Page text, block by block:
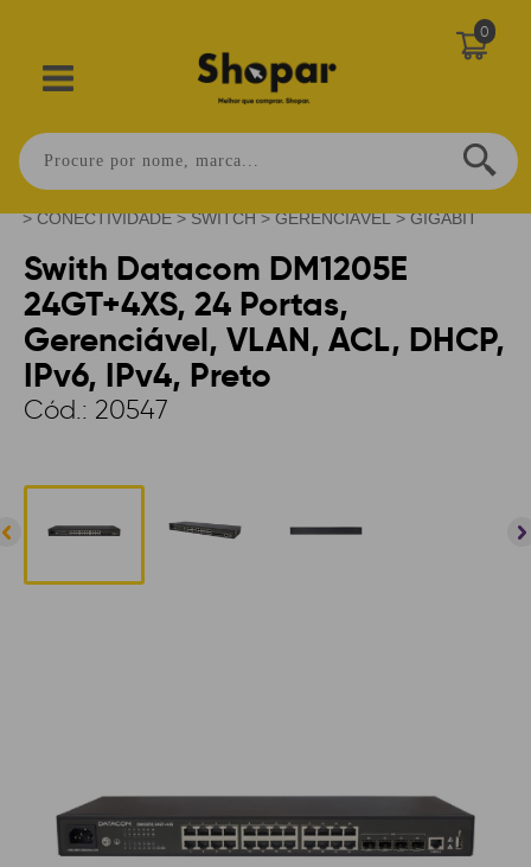
0
>CONECTIVIDADE>SWITCH>GERENCIÁVEL>GIGABIT
Swith Datacom DM1205E
24GT+4XS, 24 Portas,
Gerenciável, VLAN, ACL, DHCP,
IPv6, IPv4, Preto
Cód.: 20547